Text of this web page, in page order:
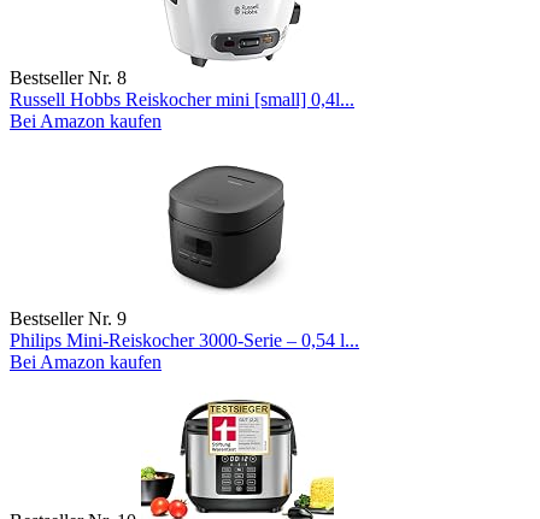
Bestseller Nr. 8
Russell Hobbs Reiskocher mini [small] 0,4l...
Bei Amazon kaufen
Bestseller Nr. 9
Philips Mini-Reiskocher 3000-Serie – 0,54 l...
Bei Amazon kaufen